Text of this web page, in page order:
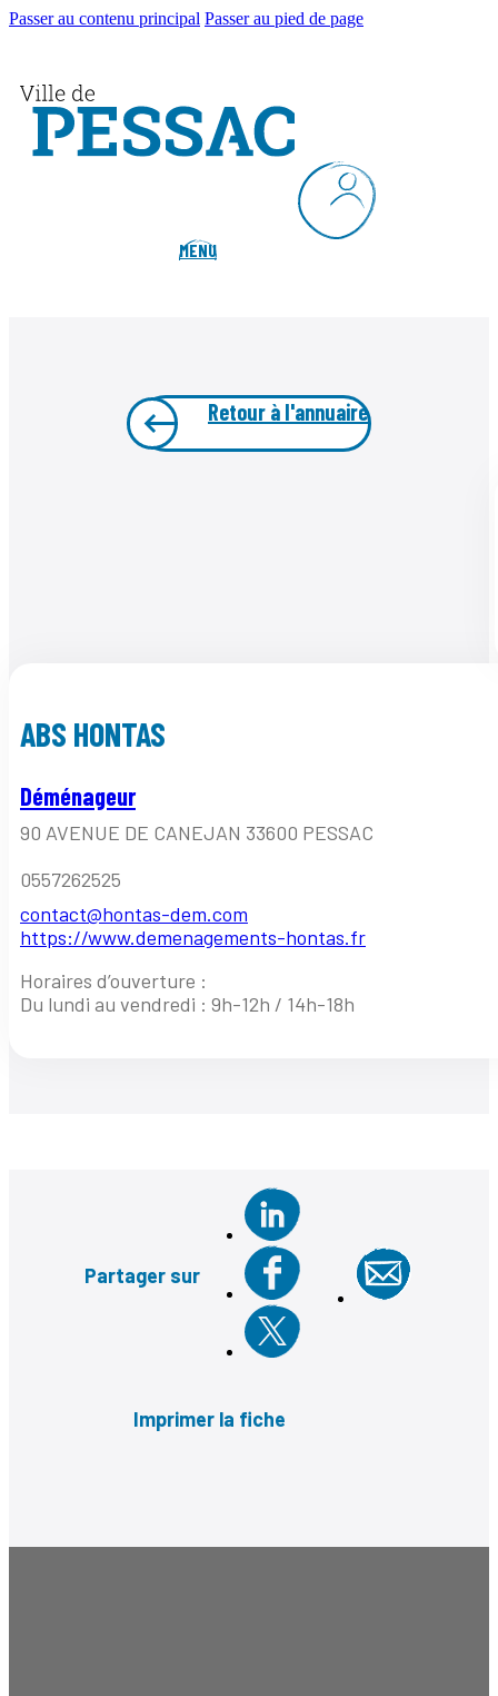
Passer au contenu principal Passer au pied de page
MENU
Retour à l'annuaire
ABS HONTAS
Déménageur
90 AVENUE DE CANEJAN 33600 PESSAC
0557262525
contact@hontas-dem.com
https://www.demenagements-hontas.fr
Horaires d’ouverture :
Du lundi au vendredi : 9h-12h / 14h-18h
Partager sur
Imprimer la fiche